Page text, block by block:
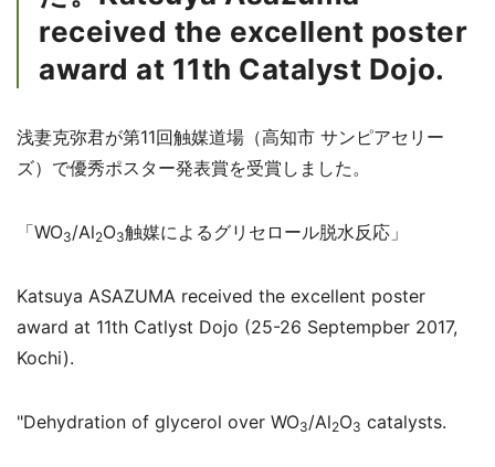
received the excellent poster
award at 11th Catalyst Dojo.
浅妻克弥君が第11回触媒道場（高知市 サンピアセリー
ズ）で優秀ポスター発表賞を受賞しました。
「WO3/Al2O3触媒によるグリセロール脱水反応」
Katsuya ASAZUMA received the excellent poster
award at 11th Catlyst Dojo (25-26 Septempber 2017,
Kochi).
"Dehydration of glycerol over WO3/Al2O3 catalysts.